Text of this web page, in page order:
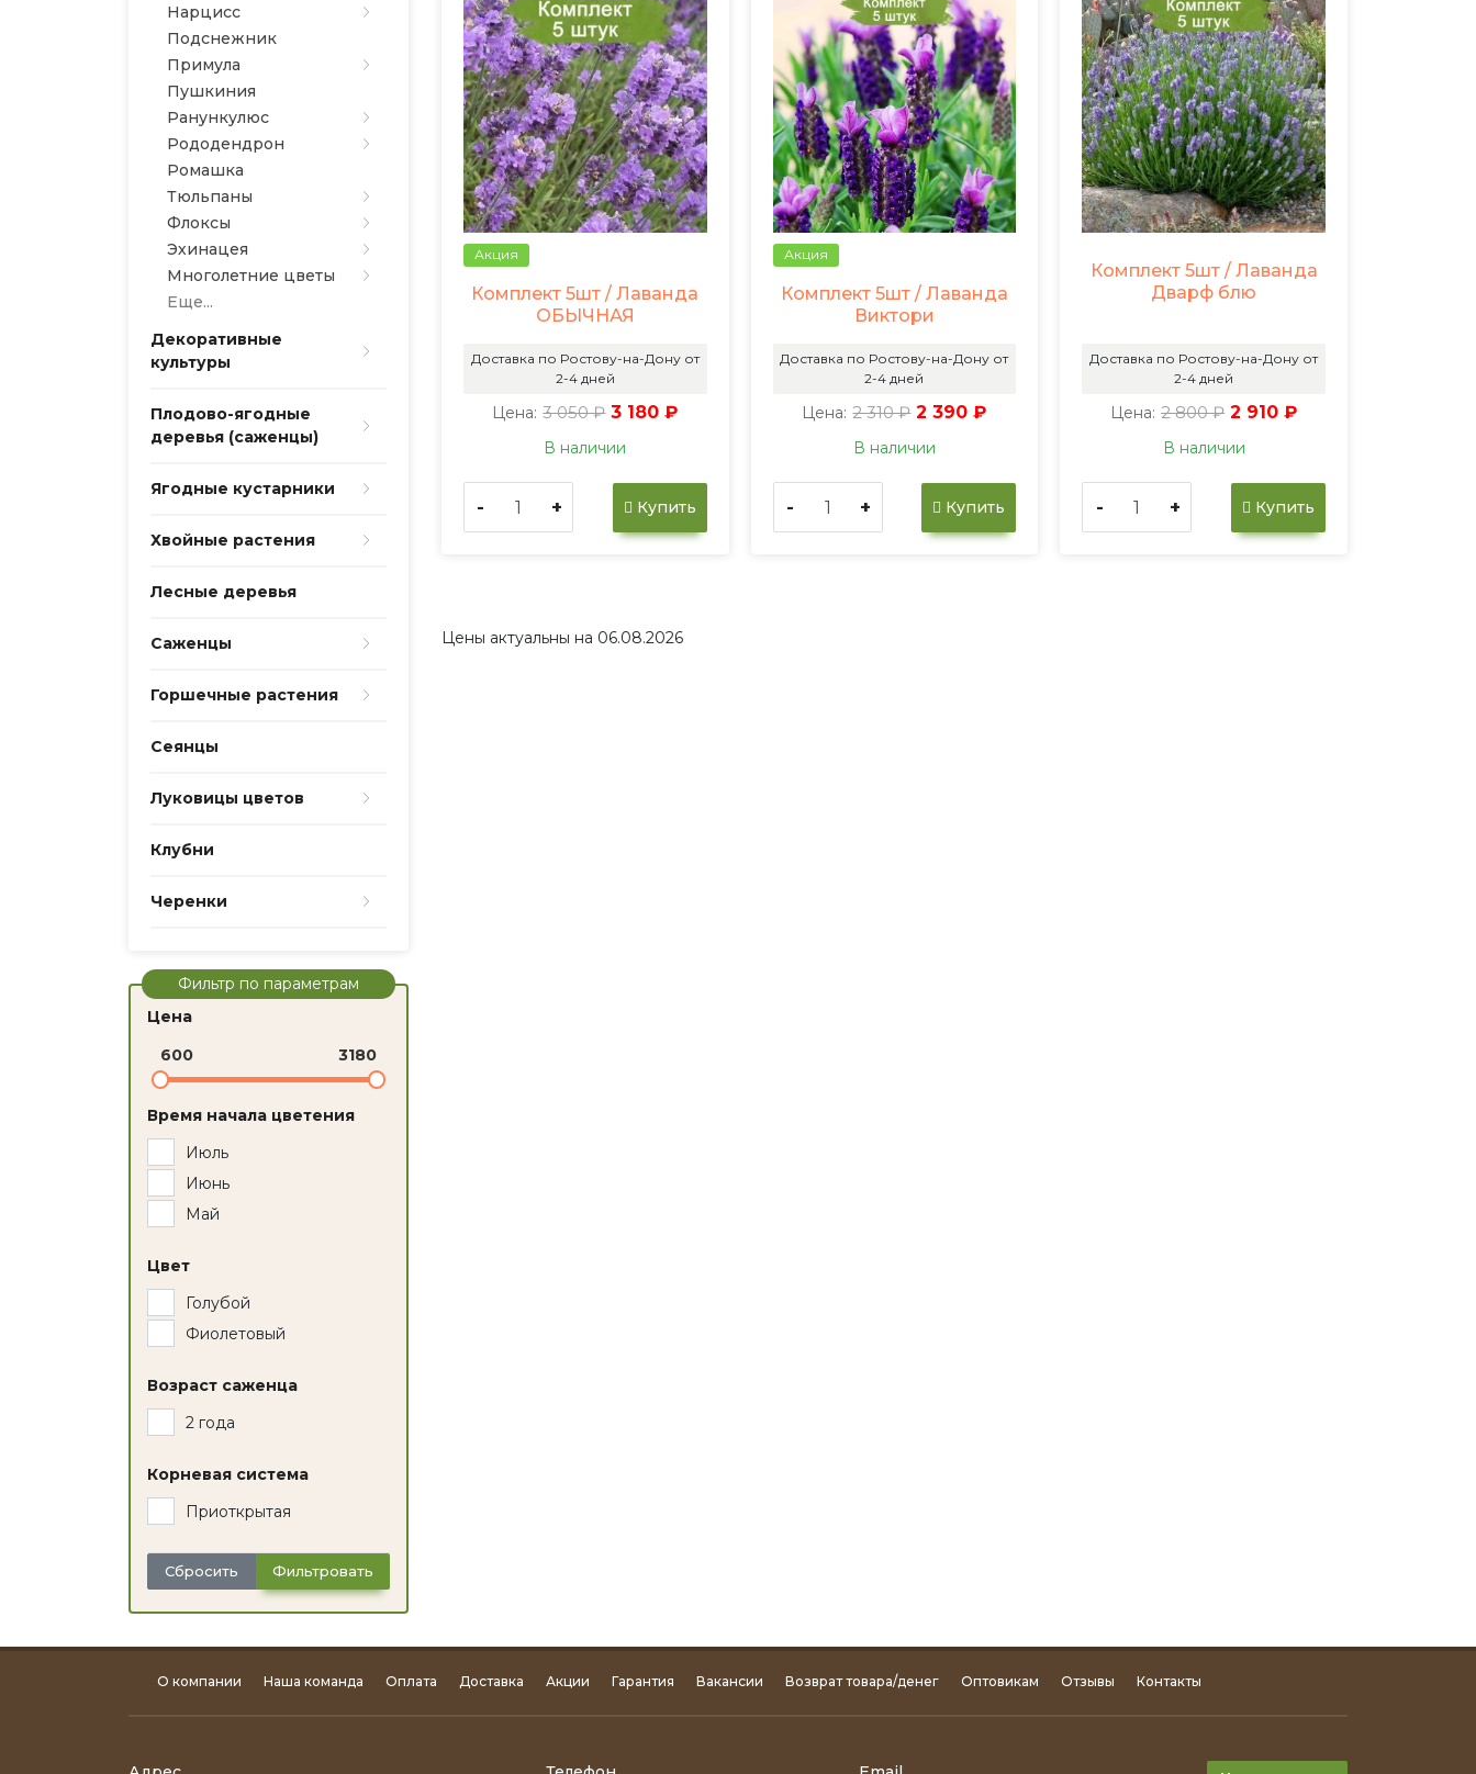
Нарцисс
Подснежник
Примула
Пушкиния
Ранункулюс
Рододендрон
Ромашка
Тюльпаны
Флоксы
Эхинацея
Многолетние цветы
Еще...
Декоративные
культуры
Плодово-ягодные
деревья (саженцы)
Ягодные кустарники
Хвойные растения
Лесные деревья
Саженцы
Горшечные растения
Сеянцы
Луковицы цветов
Клубни
Черенки
Фильтр по параметрам
Цена
600
3180
Время начала цветения
Июль
Июнь
Май
Цвет
Голубой
Фиолетовый
Возраст саженца
2 года
Корневая система
Приоткрытая
Сбросить Фильтровать
Акция
Комплект 5шт / Лаванда
ОБЫЧНАЯ
Доставка по Ростову-на-Дону от
2-4 дней
Цена: 3 050 ₽ 3 180 ₽
В наличии
- + Купить
Акция
Комплект 5шт / Лаванда
Виктори
Доставка по Ростову-на-Дону от
2-4 дней
Цена: 2 310 ₽ 2 390 ₽
В наличии
- + Купить
Комплект 5шт / Лаванда
Дварф блю
Доставка по Ростову-на-Дону от
2-4 дней
Цена: 2 800 ₽ 2 910 ₽
В наличии
- + Купить
Цены актуальны на 06.08.2026
О компании Наша команда Оплата Доставка Акции Гарантия Вакансии Возврат товара/денег Оптовикам Отзывы Контакты